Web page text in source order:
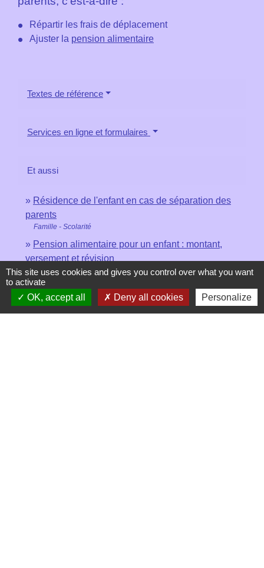
Répartir les frais de déplacement
Ajuster la pension alimentaire
Textes de référence
Services en ligne et formulaires
Et aussi
Résidence de l'enfant en cas de séparation des
parents
Famille - Scolarité
Pension alimentaire pour un enfant : montant,
versement et révision
Famille - Scolarité
Signaler une erreur sur cette page
This site uses cookies and gives you control over what you want
to activate
OK, accept all
Deny all cookies Personalize